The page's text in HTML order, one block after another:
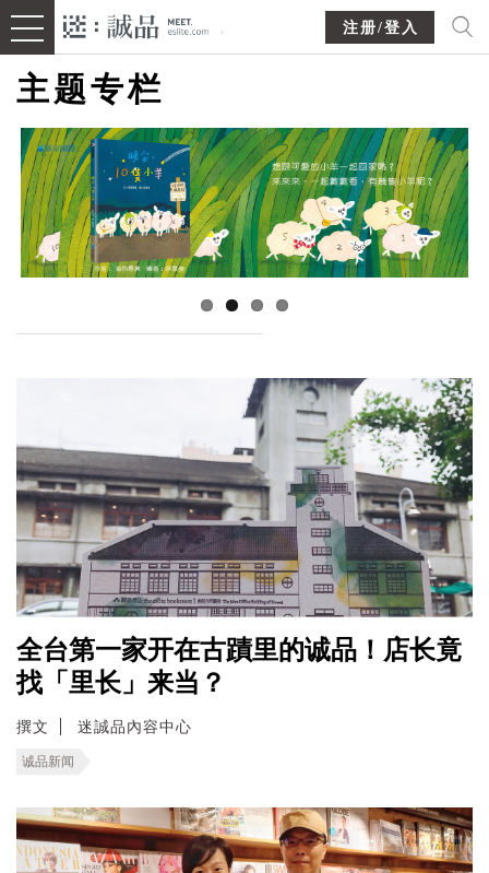
注册/登入
主题专栏
全台第一家开在古蹟里的诚品！店长竟
找「里长」来当？
撰文 迷誠品內容中心
诚品新闻